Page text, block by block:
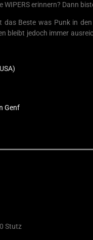
WIPERS erinnern? Dann
Beste was Punk in
bleibt jedoch immer
Genf
Stutz